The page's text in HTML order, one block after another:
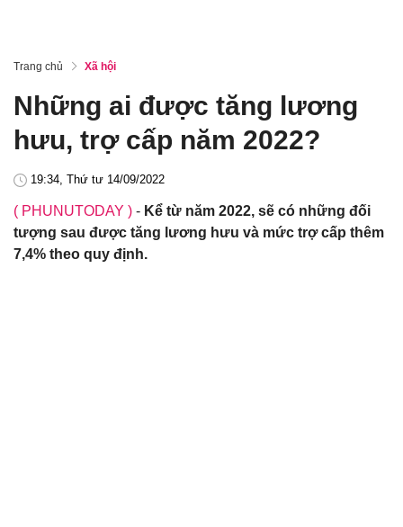
Trang chủ Xã hội
Những ai được tăng lương
hưu, trợ cấp năm 2022?
19:34, Thứ tư 14/09/2022
( PHUNUTODAY ) - Kể từ năm 2022, sẽ có những đối
tượng sau được tăng lương hưu và mức trợ cấp thêm
7,4% theo quy định.